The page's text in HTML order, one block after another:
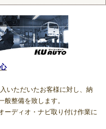
いただいたお客様に対し、納
整備を致します。
ーディオ・ナビ取り付け作業に